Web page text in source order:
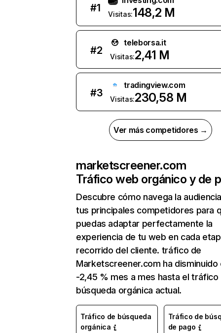
#1
Visitas:148,2 M
#2
teleborsa.it
Visitas:2,41 M
#3
tradingview.com
Visitas:230,58 M
Ver más competidores →
marketscreener.com
Tráfico web orgánico y de
Descubre cómo navega la
tus principales competidores para
puedas adaptar perfectamente la
experiencia de tu web en cada
recorrido del cliente. tráfico de
Marketscreener.com ha disminuido
-2,45 % mes a mes hasta el tráfico
búsqueda orgánica actual.
Tráfico de búsqueda
orgánica
Tráfico de
de pago